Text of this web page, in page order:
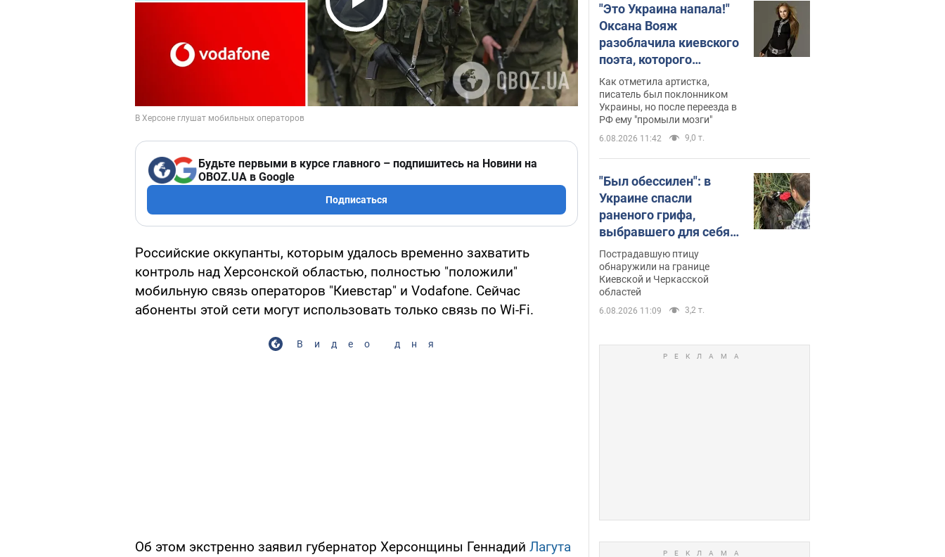
Play Video
Будьте первыми в курсе главного – подпишитесь на Новини на
OBOZ.UA в Google
Подписаться
Российские оккупанты, которым удалось временно захватить
контроль над Херсонской областью, полностью "положили"
мобильную связь операторов "Киевстар" и Vodafone. Сейчас
абоненты этой сети могут использовать только связь по Wi-Fi.
Видео дня
Об этом экстренно заявил губернатор Херсонщины Геннадий Лагута
"Это Украина напала!"
Оксана Вояж
разоблачила киевского
поэта, которого
"зазомбировали": он
даже русского не знал,
а теперь хочет
геноцида украинцев
Как отметила артистка,
писатель был поклонником
Украины, но после переезда в
РФ ему "промыли мозги"
6.08.2026 11:42 9,0 т.
"Был обессилен": в
Украине спасли
раненого грифа,
выбравшего для себя
нетипичный маршрут.
Фото
Пострадавшую птицу
обнаружили на границе
Киевской и Черкасской
областей
6.08.2026 11:09 3,2 т.